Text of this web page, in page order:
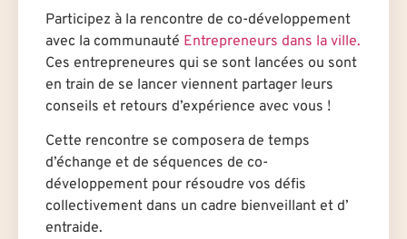
Participez à la rencontre de co-développement
avec la communauté Entrepreneurs dans la ville.
Ces entrepreneures qui se sont lancées ou sont
en train de se lancer viennent partager leurs
conseils et retours d’expérience avec vous !
Cette rencontre se composera de temps
d’échange et de séquences de co-
développement pour résoudre vos défis
collectivement dans un cadre bienveillant et d’
entraide.